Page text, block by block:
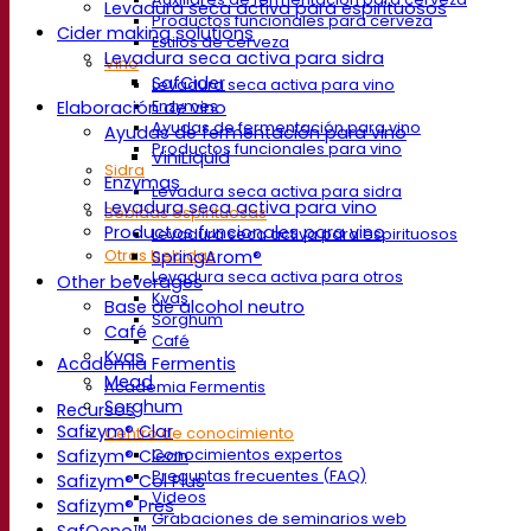
Productos funcionales para cerveza
Estilos de cerveza
Vino
Levadura seca activa para vino
Enzymes
Ayudas de fermentación para vino
Productos funcionales para vino
Sidra
Levadura seca activa para sidra
Bebidas espirituosas
Levadura seca activa para espirituosos
Otras bebidas
Levadura seca activa para otros
Kvas
Sorghum
Café
Academia Fermentis
Academia Fermentis
Recursos
Centro de conocimiento
Conocimientos expertos
Preguntas frecuentes (FAQ)
Videos
Grabaciones de seminarios web
Levadura seca activa para espirituosos
Cider making solutions
Levadura seca activa para sidra
SafCider
Elaboración de vino
Ayudas de fermentación para vino
ViniLiquid
Enzymas
Levadura seca activa para vino
Productos funcionales para vino
SpringArom®
Other beverages
Base de alcohol neutro
Café
Kvas
Mead
Sorghum
Safizym® Clar
Safizym® Clean
Safizym® Col Plus
Safizym® Pres